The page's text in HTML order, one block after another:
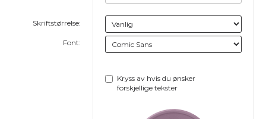
Skriftstørrelse:
Font:
Kryss av hvis du ønsker
forskjellige tekster